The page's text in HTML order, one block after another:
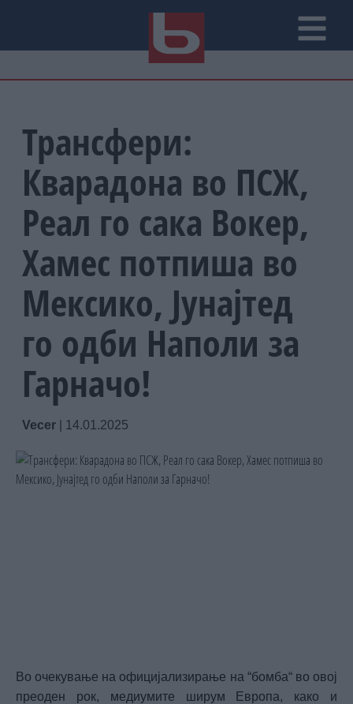
Трансфери:
Кварадона во ПСЖ,
Реал го сака Вокер,
Хамес потпиша во
Мексико, Јунајтед
го одби Наполи за
Гарначо!
Vecer 14.01.2025
Во очекување на официјализирање на “бомба“ во овој
преоден рок, медиумите ширум Европа, како и